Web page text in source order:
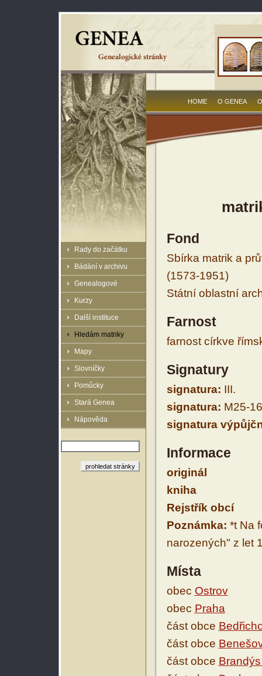
Rady do začátku
Bádání v archivu
Genealogové
Kurzy
Další instituce
Hledám matriky
Mapy
Slovníčky
Pomůcky
Stará Genea
Nápověda
HOME O GENEA
Fond
Sbírka matrik a
(1573-1951)
Státní oblastní
Farnost
farnost církve
Signatury
signatura: III.
signatura: M25-
signatura
Informace
originál
kniha
Rejstřík obcí
Poznámka: *t Na
narozených" z let
Místa
obec Ostrov
obec Praha
část obce
část obce
část obce